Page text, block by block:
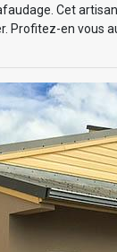
Cet
Profitez-en vous